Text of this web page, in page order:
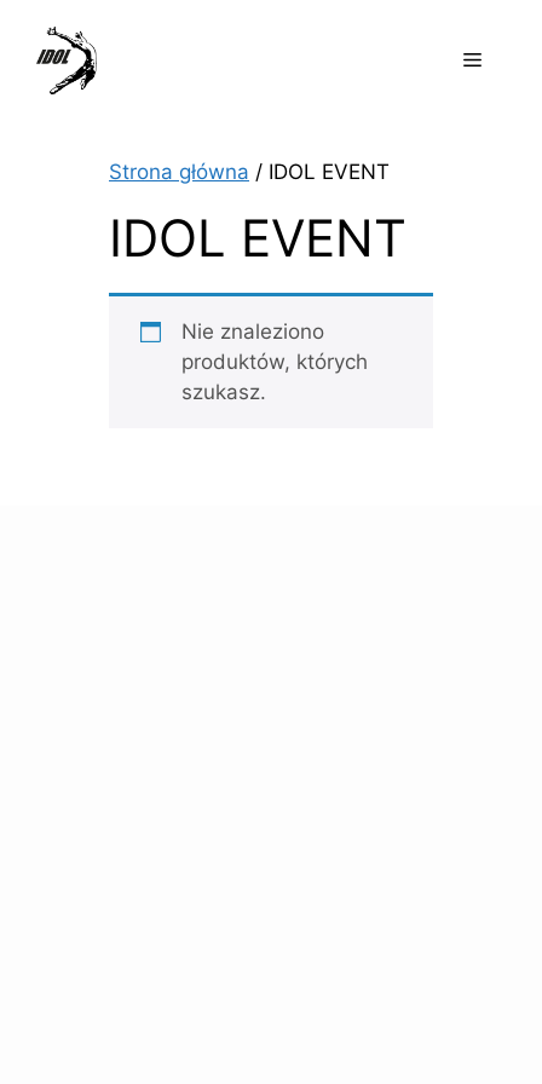
Menu
Strona główna / IDOL EVENT
IDOL EVENT
Nie znaleziono
produktów, których
szukasz.